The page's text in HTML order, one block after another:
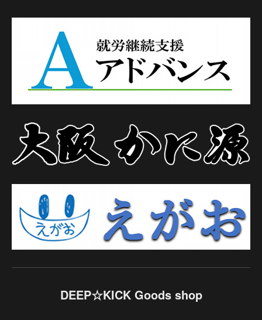
DEEP☆KICK Goods shop